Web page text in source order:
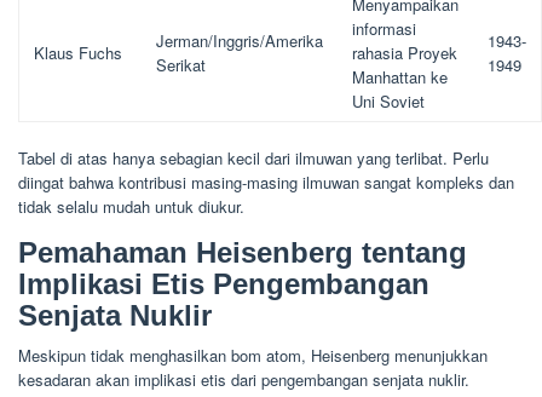
Klaus Fuchs
Jerman/Inggris/Amerika
Serikat
informasi
rahasia Proyek
Manhattan ke
Uni Soviet
1943-
1949
Tabel di atas hanya sebagian kecil dari ilmuwan yang terlibat. Perlu
diingat bahwa kontribusi masing-masing ilmuwan sangat kompleks dan
tidak selalu mudah untuk diukur.
Pemahaman Heisenberg tentang
Implikasi Etis Pengembangan
Senjata Nuklir
Meskipun tidak menghasilkan bom atom, Heisenberg menunjukkan
kesadaran akan implikasi etis dari pengembangan senjata nuklir.